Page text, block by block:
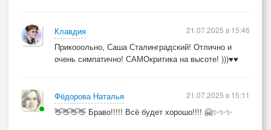
Клавдия
Прикооольно, Саша Сталинградский! Отлично и
очень симпатично! САМОкритика на высоте! )))♥♥
21.07.2025 в 15:46
Фёдорова Наталья
👋👋👋👋 Браво!!!!! Всё будет хорошо!!!! 🤗✨✨✨
21.07.2025 в 15:11